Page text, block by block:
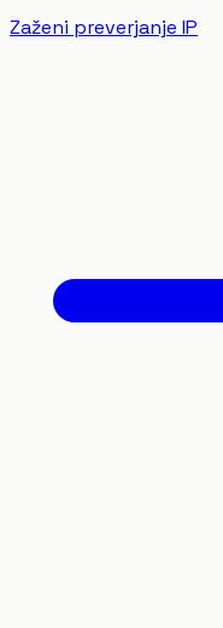
Zaženi preverjanje IP